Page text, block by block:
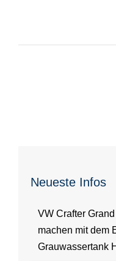
Neueste Infos
VW Crafter
machen mit dem
Grauwassertank